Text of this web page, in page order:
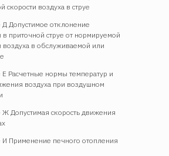
скорости воздуха в струе
Допустимое отклонение
в приточной струе от нормируемой
воздуха в обслуживаемой или
Расчетные нормы температур и
воздуха при воздушном
Допустимая скорость движения
Применение печного отопления